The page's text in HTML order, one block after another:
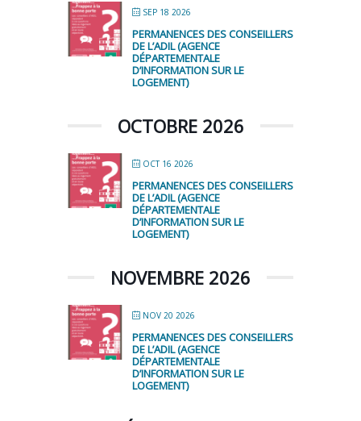
SEP 18 2026
PERMANENCES DES CONSEILLERS
DE L’ADIL (AGENCE
DÉPARTEMENTALE
D’INFORMATION SUR LE
LOGEMENT)
OCTOBRE 2026
OCT 16 2026
PERMANENCES DES CONSEILLERS
DE L’ADIL (AGENCE
DÉPARTEMENTALE
D’INFORMATION SUR LE
LOGEMENT)
NOVEMBRE 2026
NOV 20 2026
PERMANENCES DES CONSEILLERS
DE L’ADIL (AGENCE
DÉPARTEMENTALE
D’INFORMATION SUR LE
LOGEMENT)